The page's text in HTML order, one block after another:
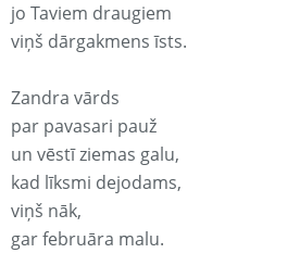
jo Taviem draugiem
viņš dārgakmens īsts.
Zandra vārds
par pavasari pauž
un vēstī ziemas galu,
kad līksmi dejodams,
viņš nāk,
gar februāra malu.